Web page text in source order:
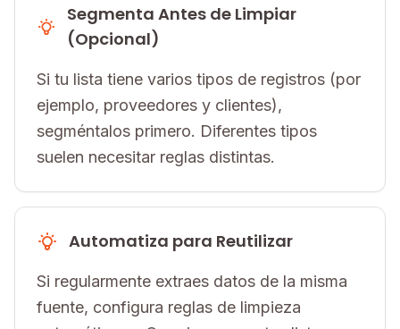
Segmenta Antes de Limpiar
(Opcional)
Si tu lista tiene varios tipos de registros (por
ejemplo, proveedores y clientes),
segméntalos primero. Diferentes tipos
suelen necesitar reglas distintas.
Automatiza para Reutilizar
Si regularmente extraes datos de la misma
fuente, configura reglas de limpieza